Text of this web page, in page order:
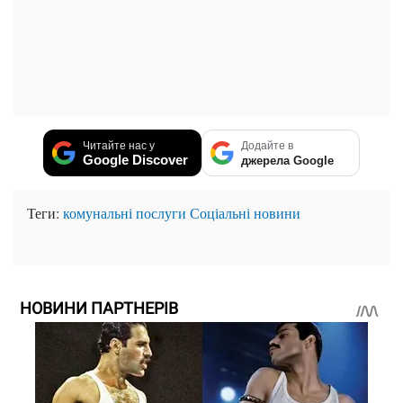
Читайте нас у
Google Discover
Додайте в
джерела Google
Теги: комунальні послуги Соціальні новини
НОВИНИ ПАРТНЕРІВ